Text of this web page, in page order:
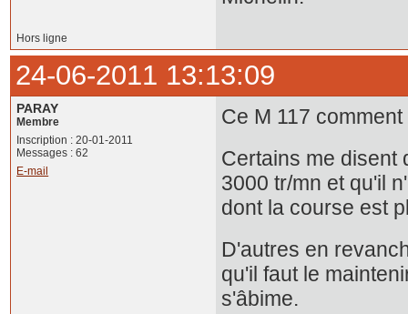
Hors ligne
24-06-2011 13:13:09
PARAY
Membre
Inscription : 20-01-2011
Messages : 62
E-mail
Ce M 117
Certains me disent
3000 tr/mn et qu'il
dont la course est
D'autres en
qu'il faut le
s'âbime.